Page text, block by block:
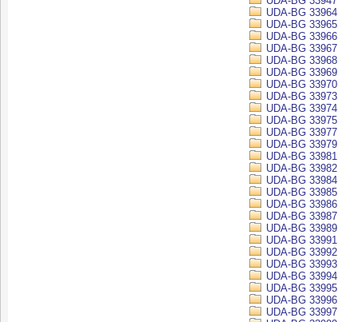
UDA-BG 33964
UDA-BG 33965
UDA-BG 33966
UDA-BG 33967
UDA-BG 33968
UDA-BG 33969
UDA-BG 33970
UDA-BG 33973
UDA-BG 33974
UDA-BG 33975
UDA-BG 33977
UDA-BG 33979
UDA-BG 33981
UDA-BG 33982
UDA-BG 33984
UDA-BG 33985
UDA-BG 33986
UDA-BG 33987
UDA-BG 33989
UDA-BG 33991
UDA-BG 33992
UDA-BG 33993
UDA-BG 33994
UDA-BG 33995
UDA-BG 33996
UDA-BG 33997